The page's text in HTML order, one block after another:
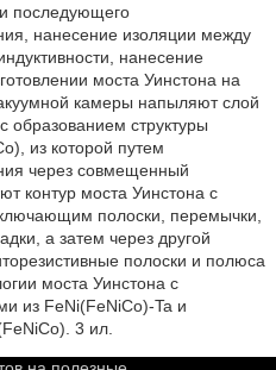
последующего
нанесение изоляции между
нанесение
моста Уинстона на
камеры напыляют слой
образованием структуры
из которой путем
через совмещенный
контур моста Уинстона с
полоски, перемычки,
а затем через другой
полоски и полюса
моста Уинстона с
из FeNi(FeNiCo)-Ta и
3 ил.